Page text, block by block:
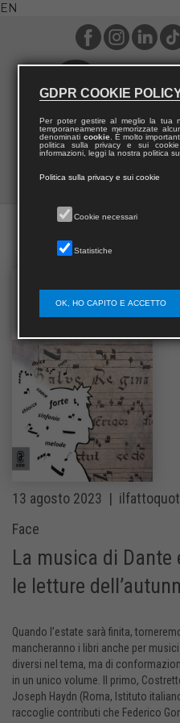
EN
13 agosto 2023 |
Face
La musica di
le letture
Quando l’estate sarà finita,
mancheranno i libri anche per
diversi nel tema, ma di
in un unico volume. Il primo,
Joseph Haydn (Roma, Istituto
raccoglie contributi che Federico
GDPR COOKIE
Per poter gestire al meglio la tua
temporaneamente memorizzate
denominati cookie. È molto
politica sulla privacy e sui
informazioni, leggi la nostra politica
Politica sulla privacy e sui cookie
Cookie necessari
Statistiche
OK, HO CAPITO E ACCETTO